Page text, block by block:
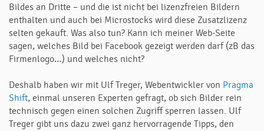
Bildes an Dritte – und die ist nicht bei lizenzfreien Bildern
enthalten und auch bei Microstocks wird diese Zusatzlizenz
selten gekauft. Was also tun? Kann ich meiner Web-Seite
sagen, welches Bild bei Facebook gezeigt werden darf (zB das
Firmenlogo…) und welches nicht?
Deshalb haben wir mit Ulf Treger, Webentwickler von Pragma
Shift, einmal unseren Experten gefragt, ob sich Bilder rein
technisch gegen einen solchen Zugriff sperren lassen. Ulf
Treger gibt uns dazu zwei ganz hervorragende Tipps, den